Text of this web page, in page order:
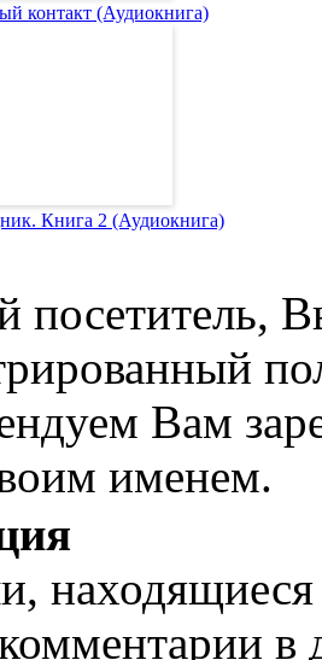
контакт (Аудиокнига)
Книга 2 (Аудиокнига)
посетитель,
Вам
именем.
в